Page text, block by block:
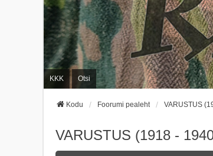
KKK Otsi
Kodu Foorumi pealeht VARUSTUS
VARUSTUS (1918 -